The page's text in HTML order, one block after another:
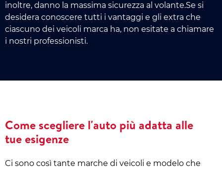
inoltre, danno la massima sicurezza al volante.Se si
desidera conoscere tutti i vantaggi e gli extra che
ciascuno dei veicoli marca ha, non esitate a chiamare
i nostri professionisti.
Come scegliere l'auto più adatta alle
tue esigenze
Ci sono così tante marche di veicoli e modelo che